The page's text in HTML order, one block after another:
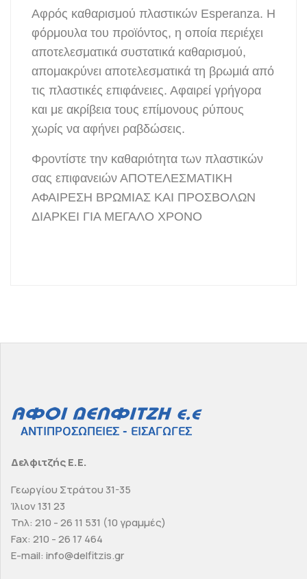
Αφρός καθαρισμού πλαστικών Esperanza. Η
φόρμουλα του προϊόντος, η οποία περιέχει
αποτελεσματικά συστατικά καθαρισμού,
απομακρύνει αποτελεσματικά τη βρωμιά από
τις πλαστικές επιφάνειες. Αφαιρεί γρήγορα
και με ακρίβεια τους επίμονους ρύπους
χωρίς να αφήνει ραβδώσεις.
Φροντίστε την καθαριότητα των πλαστικών
σας επιφανειών ΑΠΟΤΕΛΕΣΜΑΤΙΚΗ
ΑΦΑΙΡΕΣΗ ΒΡΩΜΙΑΣ ΚΑΙ ΠΡΟΣΒΟΛΩΝ
ΔΙΑΡΚΕΙ ΓΙΑ ΜΕΓΑΛΟ ΧΡΟΝΟ
Δελφιτζής Ε.Ε.
Γεωργίου Στράτου 31-35
Ίλιον 131 23
Τηλ: 210 - 26 11 531 (10 γραμμές)
Fax: 210 - 26 17 464
E-mail: info@delfitzis.gr